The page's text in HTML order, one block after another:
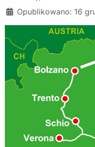
Opublikowano: 16